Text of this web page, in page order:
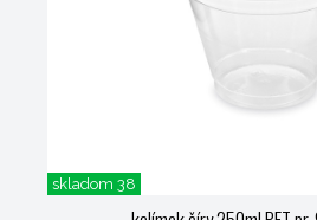
skladom 38